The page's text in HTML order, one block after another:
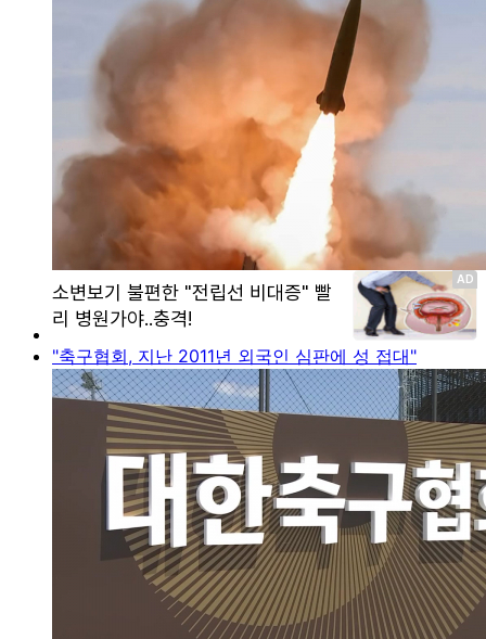
"축구협회, 지난 2011년 외국인 심판에 성 접대"